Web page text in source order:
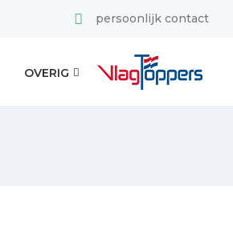
persoonlijk contact
OVERIG